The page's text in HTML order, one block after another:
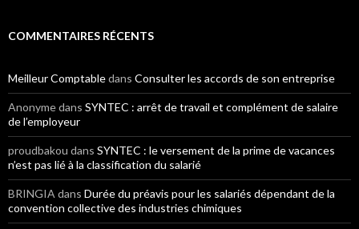
COMMENTAIRES RÉCENTS
Meilleur Comptabledans Consulter les accords de son entreprise
Anonymedans SYNTEC : arrêt de travail et complément de salaire
de l’employeur
proudbakou dans SYNTEC : le versement de la prime de vacances
n’est pas lié à la classification du salarié
BRINGIA dans Durée du préavis pour les salariés dépendant de la
convention collective des industries chimiques